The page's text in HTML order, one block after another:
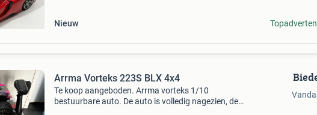
Nieuw
Arrma Vorteks 223S BLX 4x4
Te koop aangeboden. Arrma vorteks 1/10
bestuurbare auto. De auto is volledig nagezien, de